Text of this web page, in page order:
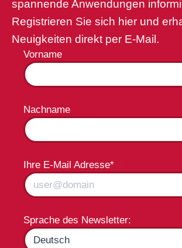
spannende Anwendungen
Registrieren Sie sich hier und
Neuigkeiten direkt per E-Mail.
Vorname
Nachname
Ihre E-Mail Adresse*
Sprache des Newsletter: